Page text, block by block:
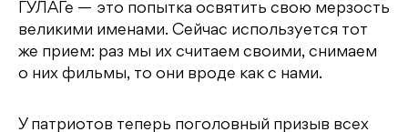
ГУЛАГе — это попытка освятить свою мерзость
великими именами. Сейчас используется тот
же прием: раз мы их считаем своими, снимаем
о них фильмы, то они вроде как с нами.
У патриотов теперь поголовный призыв всех